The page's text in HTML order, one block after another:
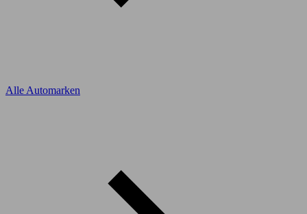
Alle Automarken